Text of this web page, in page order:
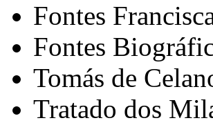
Fontes
Fontes
Tomás de
Tratado dos